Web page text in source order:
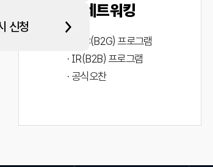
신청
네트워킹
· PYC(B2G) 프로그램
· IR(B2B) 프로그램
· 공식오찬